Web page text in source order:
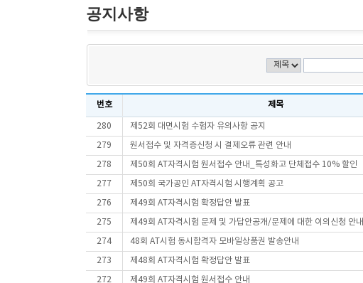
공지사항
번호 제목
280 제52회 대면시험 수험자 유의사항 공지
279 원서접수 및 자격증신청 시 결제오류 관련 안내
278 제50회 AT자격시험 원서접수 안내_특성화고 단체접수 10% 할인
277 제50회 국가공인 AT자격시험 시행계획 공고
276 제49회 AT자격시험 확정답안 발표
275 제49회 AT자격시험 문제 및 가답안공개/문제에 대한 이의신청 안내
274 48회 AT시험 동시합격자 모바일상품권 발송안내
273 제48회 AT자격시험 확정답안 발표
272 제49회 AT자격시험 원서접수 안내